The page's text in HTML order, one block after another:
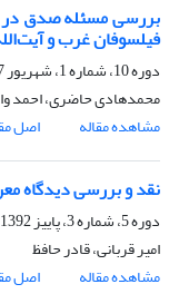
بررسی مسئله صدق در
فیلسوفان غرب و
دوره 10، شماره 1، شهریور 1397، صفحه
محمدهادی حاضری، احمد
مشاهده مقاله
اصل
نقد و بررسی دیدگاه
دوره 5، شماره 3، پاییز 1392، صفحه
امیر قربانی، قادر حافظ
مشاهده مقاله
اصل